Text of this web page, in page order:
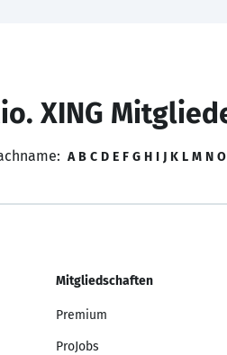
XING
A B C D E F G H I J K L M N O
Mitgliedschaften
Premium
ProJobs